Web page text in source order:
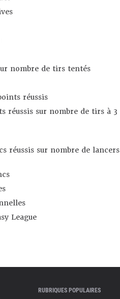
nombre de tirs tentés
réussis
réussis sur nombre de tirs à 3
réussis sur nombre de lancers
League
RUBRIQUES POPULAIRES